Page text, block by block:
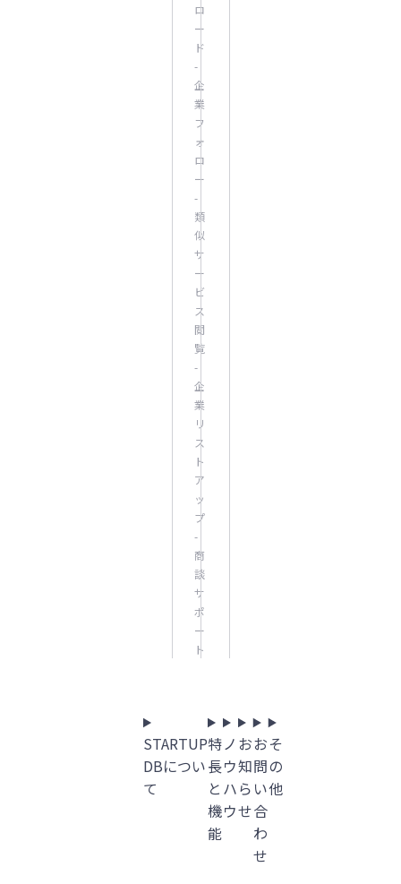
ロ
ー
ド
-
企
業
フ
ォ
ロ
ー
-
類
似
サ
ー
ビ
ス
閲
覧
-
企
業
リ
ス
ト
ア
ッ
プ
-
商
談
サ
ポ
ー
ト
STARTUP
DBについ
て
特
長
と
機
能
ノ
ウ
ハ
ウ
お
知
ら
せ
お
問
い
合
わ
せ
そ
の
他